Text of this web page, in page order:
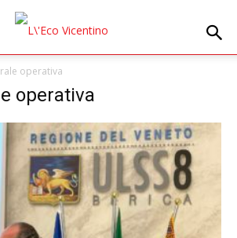
operativa
operativa